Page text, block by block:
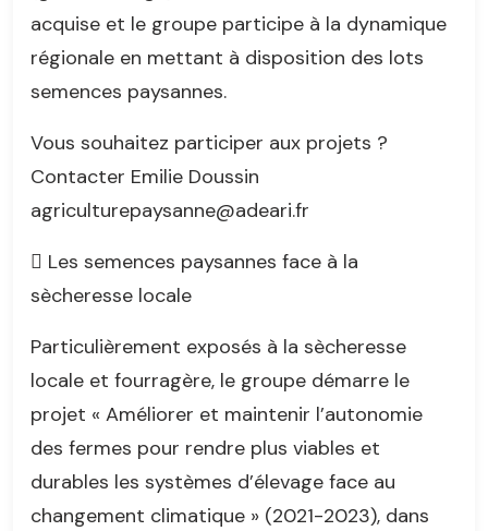
acquise et le groupe participe à la dynamique
régionale en mettant à disposition des lots
semences paysannes.
Vous souhaitez participer aux projets ?
Contacter Emilie Doussin
agriculturepaysanne@adeari.fr
 Les semences paysannes face à la
sècheresse locale
Particulièrement exposés à la sècheresse
locale et fourragère, le groupe démarre le
projet « Améliorer et maintenir l’autonomie
des fermes pour rendre plus viables et
durables les systèmes d’élevage face au
changement climatique » (2021-2023), dans